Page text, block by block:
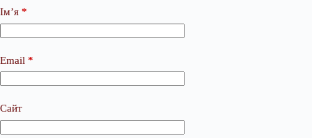
Ім’я *
Email *
Сайт